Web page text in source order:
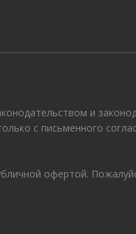
и
с письменного
офертой.